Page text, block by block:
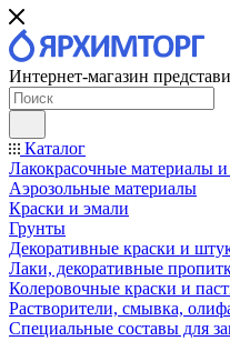
Интернет-магазин
Каталог
Лакокрасочные материалы
Аэрозольные материалы
Краски и эмали
Грунты
Декоративные краски и
Лаки, декоративные
Колеровочные краски и
Растворители, смывка,
Специальные составы для